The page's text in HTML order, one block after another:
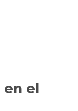
en el